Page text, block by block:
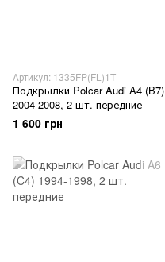
Артикул: 1335FP(FL)1T
Подкрылки Polcar Audi A4 (B7)
2004-2008, 2 шт. передние
1 600 грн